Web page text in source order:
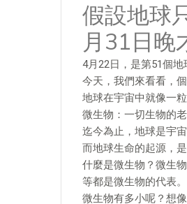
假設地球
月31日晚
4月22日，是第51個地
今天，我們來看看，
地球在宇宙中就像一
微生物：一切生物的
迄今為止，地球是宇
而地球生命的起源，
什麼是微生物？微生
等都是微生物的代表。
微生物有多小呢？想